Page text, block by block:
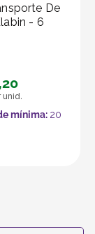
é
em papel.
De
- 6
,20
unid.
mínima: 20